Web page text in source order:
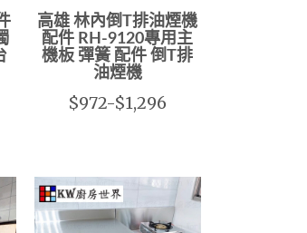
高雄 林內倒T排油煙機
配件 RH-9120專用主
機板 彈簧 配件 倒T排
油煙機
$972-$1,296